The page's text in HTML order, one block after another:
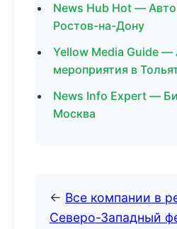
News Hub Hot — Авто
Ростов-на-Дону
Yellow Media Guide
мероприятия в
News Info Expert —
Москва
← Все компании в
Северо-Западный